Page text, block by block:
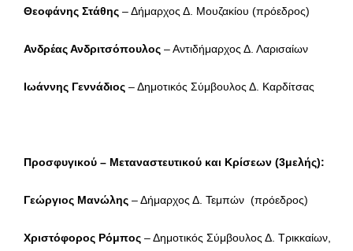
Θεοφάνης Στάθης – Δήμαρχος Δ. Μουζακίου (πρόεδρος)
Ανδρέας Ανδριτσόπουλος – Αντιδήμαρχος Δ. Λαρισαίων
Ιωάννης Γεννάδιος – Δημοτικός Σύμβουλος Δ. Καρδίτσας
Προσφυγικού – Μεταναστευτικού και Κρίσεων (3μελής):
Γεώργιος Μανώλης – Δήμαρχος Δ. Τεμπών (πρόεδρος)
Χριστόφορος Ρόμπος – Δημοτικός Σύμβουλος Δ. Τρικκαίων,